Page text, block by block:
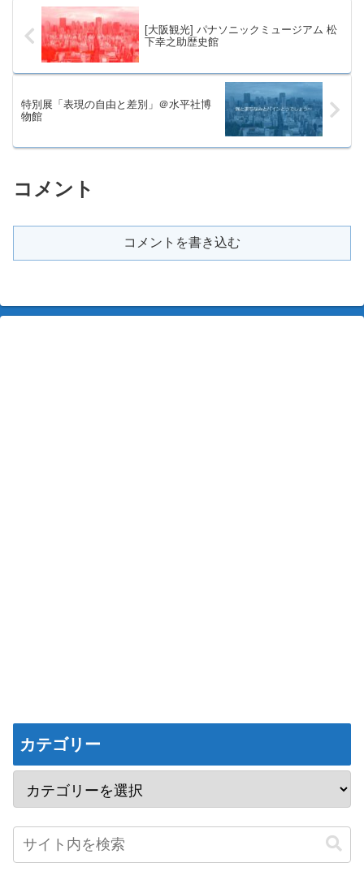
[大阪観光] パナソニックミュージアム 松
下幸之助歴史館
特別展「表現の自由と差別」＠水平社博
物館
コメント
コメントを書き込む
カテゴリー